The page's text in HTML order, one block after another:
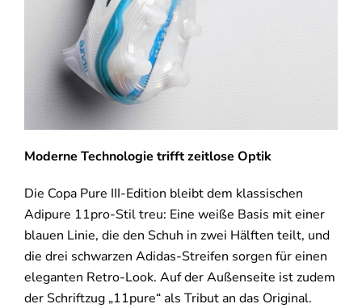
Moderne Technologie trifft zeitlose Optik
Die Copa Pure III-Edition bleibt dem klassischen
Adipure 11pro-Stil treu: Eine weiße Basis mit einer
blauen Linie, die den Schuh in zwei Hälften teilt, und
die drei schwarzen Adidas-Streifen sorgen für einen
eleganten Retro-Look. Auf der Außenseite ist zudem
der Schriftzug „11pure“ als Tribut an das Original.